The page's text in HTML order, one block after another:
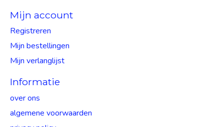
Mijn account
Registreren
Mijn bestellingen
Mijn verlanglijst
Informatie
over ons
algemene voorwaarden